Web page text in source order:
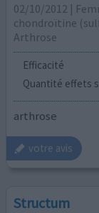
02/10/2012 |
chondroïtine
Arthrose
Efficacité
Quantité effets
arthrose
votre avis
Structum